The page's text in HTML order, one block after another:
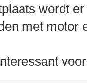
wordt
met motor